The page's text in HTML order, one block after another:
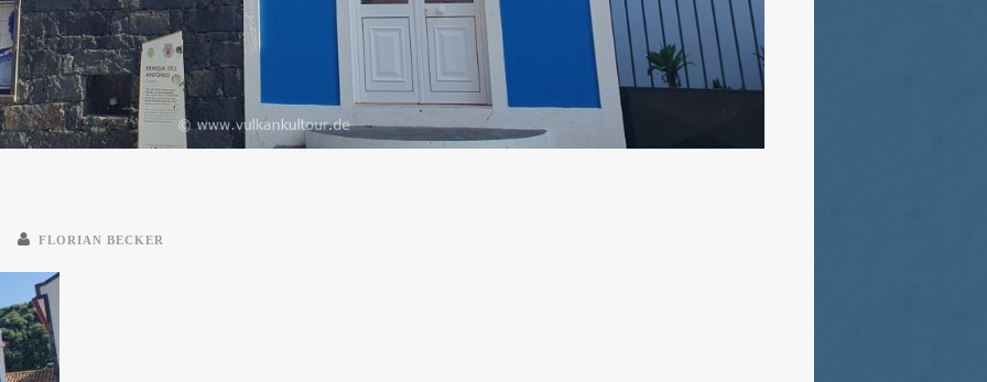
FLORIAN BECKER